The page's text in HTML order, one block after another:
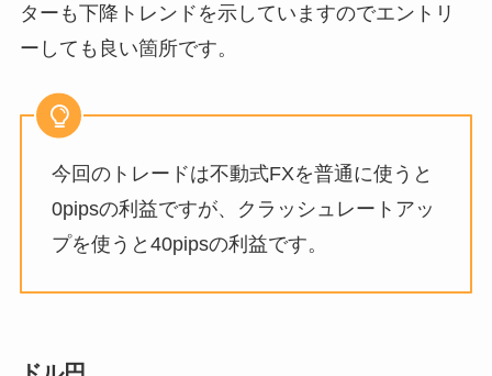
ターも下降トレンドを示していますのでエントリ
ーしても良い箇所です。
今回のトレードは不動式FXを普通に使うと
0pipsの利益ですが、クラッシュレートアッ
プを使うと40pipsの利益です。